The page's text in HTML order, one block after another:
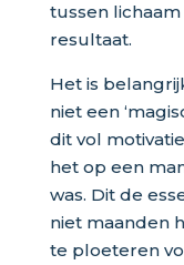
tussen
resultaat.
Het is
niet een
dit vol
het op een
was. Dit de
niet maanden
te ploeteren